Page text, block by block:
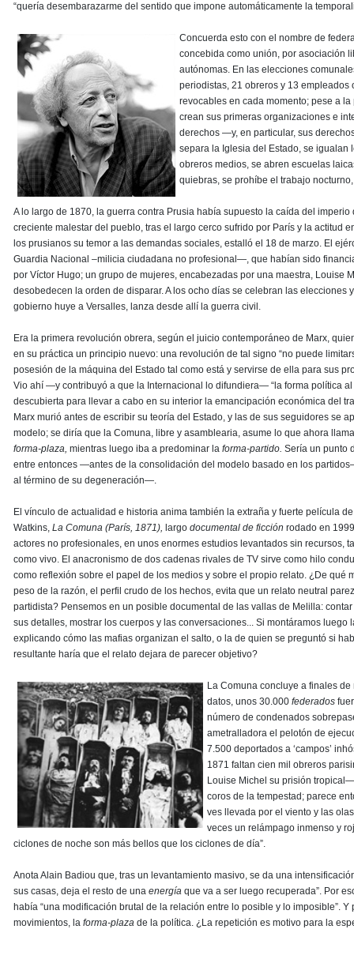
“quería desembarazarme del sentido que impone automáticamente la
Concuerda esto con el nombre de
concebida como unión, por asociación
autónomas. En las elecciones
periodistas, 21 obreros y 13
revocables en cada momento; pese a
crean sus primeras organizaciones e
derechos —y, en particular, sus
separa la Iglesia del Estado, se
obreros medios, se abren escuelas
quiebras, se prohíbe el trabajo
A lo largo de 1870, la guerra contra Prusia había supuesto la caída del
creciente malestar del pueblo, tras el largo cerco sufrido por París y la actitud
los prusianos su temor a las demandas sociales, estalló el 18 de marzo. El
Guardia Nacional –milicia ciudadana no profesional—, que habían sido
por Víctor Hugo; un grupo de mujeres, encabezadas por una maestra, Louise
desobedecen la orden de disparar. A los ocho días se celebran las elecciones
gobierno huye a Versalles, lanza desde allí la guerra civil.
Era la primera revolución obrera, según el juicio contemporáneo de Marx,
en su práctica un principio nuevo: una revolución de tal signo “no puede
posesión de la máquina del Estado tal como está y servirse de ella para sus
Vio ahí —y contribuyó a que la Internacional lo difundiera— “la forma política al
descubierta para llevar a cabo en su interior la emancipación económica del
Marx murió antes de escribir su teoría del Estado, y las de sus seguidores se
modelo; se diría que la Comuna, libre y asamblearia, asume lo que ahora
forma-plaza, mientras luego iba a predominar la forma-partido. Sería un punto
entre entonces —antes de la consolidación del modelo basado en los
al término de su degeneración—.
El vínculo de actualidad e historia anima también la extraña y fuerte película
Watkins, La Comuna (París, 1871), largo documental de ficción rodado en
actores no profesionales, en unos enormes estudios levantados sin recursos,
como vivo. El anacronismo de dos cadenas rivales de TV sirve como hilo
como reflexión sobre el papel de los medios y sobre el propio relato. ¿De qué
peso de la razón, el perfil crudo de los hechos, evita que un relato neutral
partidista? Pensemos en un posible documental de las vallas de Melilla:
sus detalles, mostrar los cuerpos y las conversaciones... Si montáramos
explicando cómo las mafias organizan el salto, o la de quien se preguntó si
resultante haría que el relato dejara de parecer objetivo?
La Comuna concluye a finales
datos, unos 30.000 federados
número de condenados
ametralladora el pelotón de
7.500 deportados a ‘campos’
1871 faltan cien mil obreros
Louise Michel su prisión
coros de la tempestad; parece
ves llevada por el viento y las
veces un relámpago inmenso y
ciclones de noche son más bellos que los ciclones de día”.
Anota Alain Badiou que, tras un levantamiento masivo, se da una
sus casas, deja el resto de una energía que va a ser luego recuperada”. Por
había “una modificación brutal de la relación entre lo posible y lo imposible”.
movimientos, la forma-plaza de la política. ¿La repetición es motivo para la